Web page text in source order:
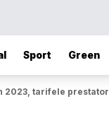
Sport Green
2023, tarifele